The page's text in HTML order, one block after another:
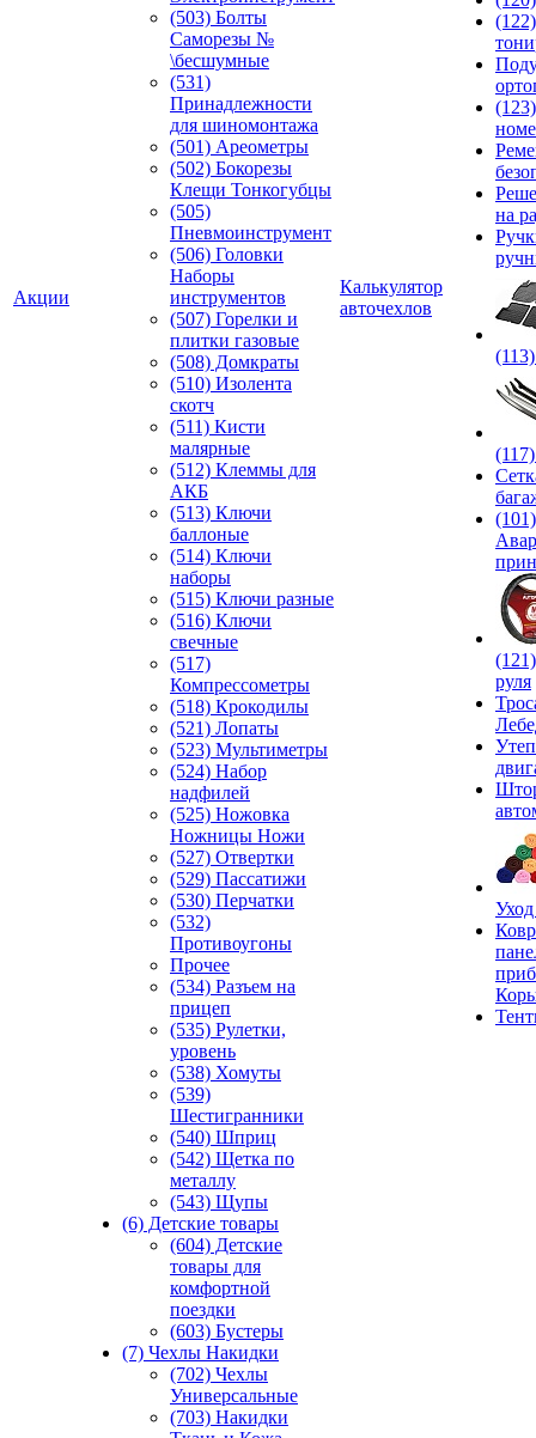
Акции
(503) Болты
Саморезы №
\бесшумные
(531)
Принадлежности
для шиномонтажа
(501) Ареометры
(502) Бокорезы
Клещи Тонкогубцы
(505)
Пневмоинструмент
(506) Головки
Наборы
инструментов
(507) Горелки и
плитки газовые
(508) Домкраты
(510) Изолента
скотч
(511) Кисти
малярные
(512) Клеммы для
АКБ
(513) Ключи
баллоные
(514) Ключи
наборы
(515) Ключи разные
(516) Ключи
свечные
(517)
Компрессометры
(518) Крокодилы
(521) Лопаты
(523) Мультиметры
(524) Набор
надфилей
(525) Ножовка
Ножницы Ножи
(527) Отвертки
(529) Пассатижи
(530) Перчатки
(532)
Противоугоны
Прочее
(534) Разъем на
прицеп
(535) Рулетки,
уровень
(538) Хомуты
(539)
Шестигранники
(540) Шприц
(542) Щетка по
металлу
(543) Щупы
(6) Детские товары
(604) Детские
товары для
комфортной
поездки
(603) Бустеры
(7) Чехлы Накидки
(702) Чехлы
Универсальные
(703) Накидки
Калькулятор
авточехлов
на
(101)
руля
Уход